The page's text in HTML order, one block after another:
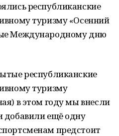
республиканские
туризму «Осенний
Международному дню
республиканские
туризму
в этом году мы внесли
добавили ещё одну
предстоит